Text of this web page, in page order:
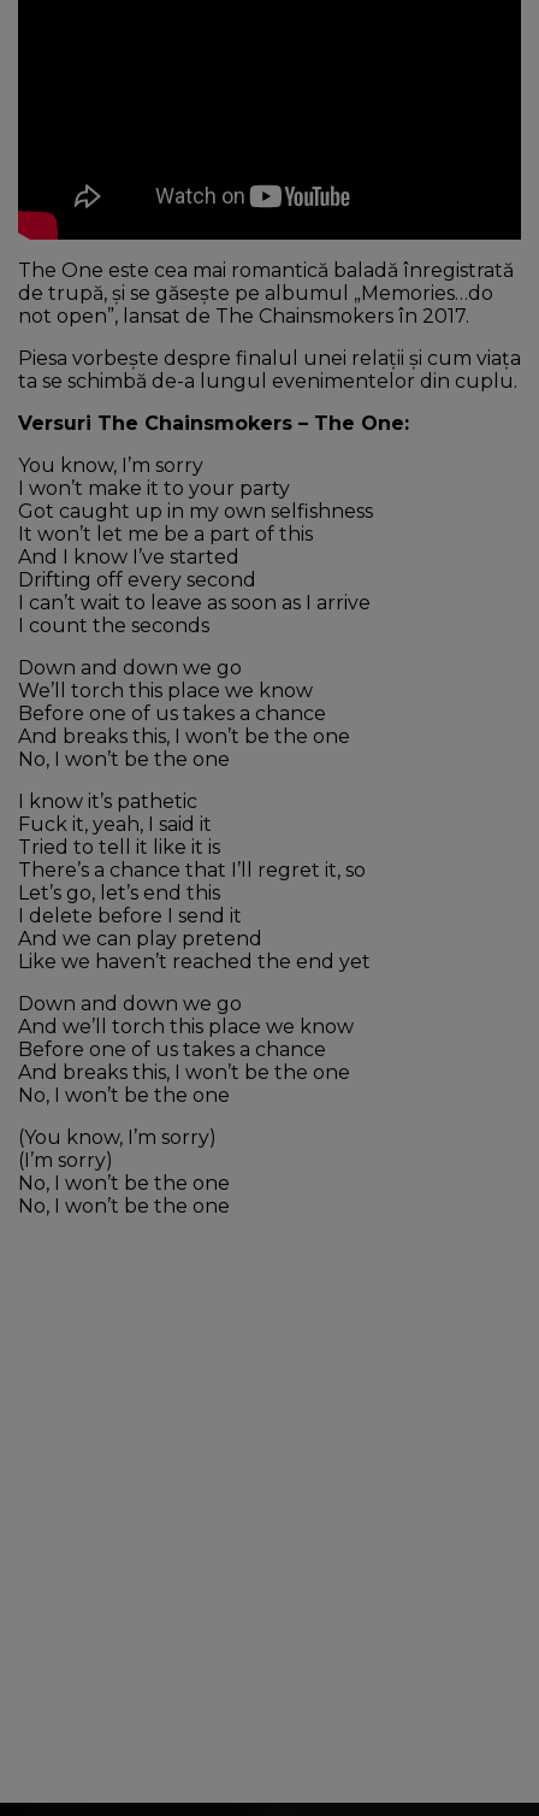
The One este cea mai romantică baladă înregistrată
de trupă, și se găsește pe albumul „Memories…do
not open”, lansat de The Chainsmokers în 2017.
Piesa vorbește despre finalul unei relații și cum viața
ta se schimbă de-a lungul evenimentelor din cuplu.
Versuri The Chainsmokers – The One:
You know, I’m sorry
I won’t make it to your party
Got caught up in my own selfishness
It won’t let me be a part of this
And I know I’ve started
Drifting off every second
I can’t wait to leave as soon as I arrive
I count the seconds
Down and down we go
We’ll torch this place we know
Before one of us takes a chance
And breaks this, I won’t be the one
No, I won’t be the one
I know it’s pathetic
Fuck it, yeah, I said it
Tried to tell it like it is
There’s a chance that I’ll regret it, so
Let’s go, let’s end this
I delete before I send it
And we can play pretend
Like we haven’t reached the end yet
Down and down we go
And we’ll torch this place we know
Before one of us takes a chance
And breaks this, I won’t be the one
No, I won’t be the one
(You know, I’m sorry)
(I’m sorry)
No, I won’t be the one
No, I won’t be the one